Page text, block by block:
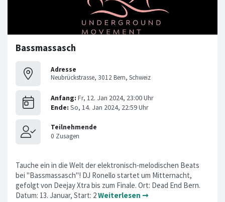
Bassmassasch
Adresse
Neubrückstrasse, 3012 Bern, Schweiz
Tauche ein in die Welt der elektronisch-melodischen Beats
bei "Bassmassasch"! DJ Ronello startet um Mitternacht,
gefolgt von Deejay Xtra bis zum Finale. Ort: Dead End Bern.
Datum: 13. Januar, Start: 2Weiterlesen ➞